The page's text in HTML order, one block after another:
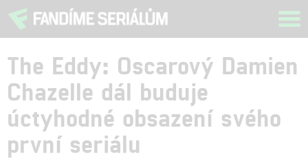
The Eddy: Oscarový Damien
Chazelle dál buduje
úctyhodné obsazení svého
první seriálu